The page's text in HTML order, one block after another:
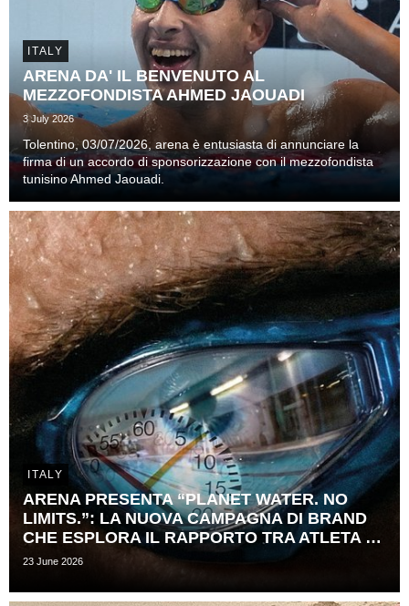
ITALY
ARENA DA' IL BENVENUTO AL
MEZZOFONDISTA AHMED JAOUADI
3 July 2026
Tolentino, 03/07/2026, arena è entusiasta di annunciare la
firma di un accordo di sponsorizzazione con il mezzofondista
tunisino Ahmed Jaouadi.
ITALY
ARENA PRESENTA “PLANET WATER. NO
LIMITS.”: LA NUOVA CAMPAGNA DI BRAND
CHE ESPLORA IL RAPPORTO TRA ATLETA E ​
TEMPO
23 June 2026